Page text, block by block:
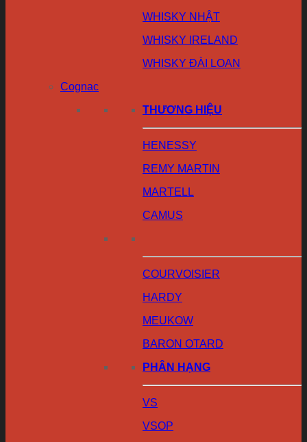
WHISKY NHẬT
WHISKY IRELAND
WHISKY ĐÀI LOAN
Cognac
THƯƠNG HIỆU
HENESSY
REMY MARTIN
MARTELL
CAMUS
COURVOISIER
HARDY
MEUKOW
BARON OTARD
PHÂN HẠNG
VS
VSOP